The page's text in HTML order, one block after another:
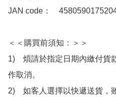
JAN code：　
＜＜購買前須知：＞＞
1)　煩請於指定日期內繳付貨
作取消。
2)　如客人選擇以快遞送貨，